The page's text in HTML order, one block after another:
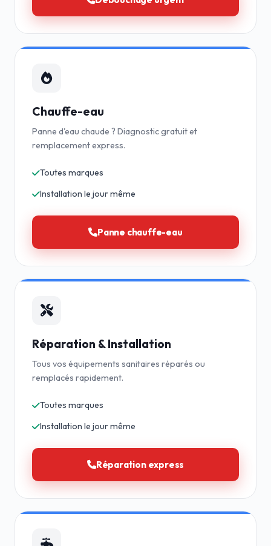
Chauffe-eau
Panne d'eau chaude ? Diagnostic gratuit et
remplacement express.
Toutes marques
Installation le jour même
Panne chauffe-eau
Réparation & Installation
Tous vos équipements sanitaires réparés ou
remplacés rapidement.
Toutes marques
Installation le jour même
Réparation express